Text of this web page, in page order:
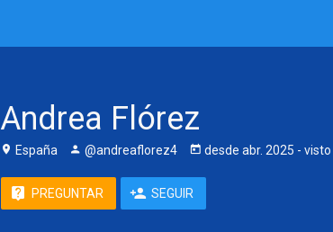
Andrea Flórez
España @andreaflorez4 desde abr. 2025 - visto
PREGUNTAR SEGUIR